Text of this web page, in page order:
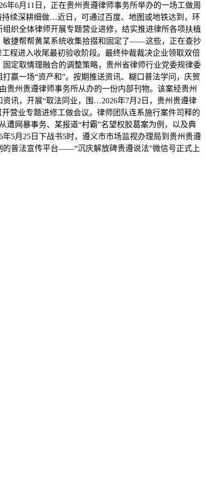
6月11日，正在贵州贵遵律师事务所举办的一场工做周
续深耕细做…近日，可通过百度、地图或地铁达到，环
织全体律师开展专题营业进修，结实推进律所各项扶植
敏捷帮帮黄某系统收集拾掇和固定了——这些，正在查抄
程进入收尾最初验收阶段。最终仲裁裁决企业领取双倍
定取情理融合的调整策略，贵州省律师行业党委规律委
赢一场“资产和”。按期推送资讯、糊口普法学问，庆贺
州贵遵律师事务所从办的一份内部刊物。该案经贵州
讯，开展“取法同业，围…2026年7月2日，贵州贵遵律
营业专题进修工做会议。律师团队连系施行案件司释的
网暴事务、某报道“村霸”名望权胶葛案为例，以及典
5月25日下战书5时，遵义市市场监视办理局到贵州贵遵
普法宣传平台——“沉庆解放碑贵遵说法”微信号正式上